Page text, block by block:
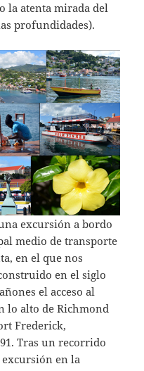
la atenta mirada del
profundidades).
excursión a bordo
medio de transporte
en el que nos
en el siglo
el acceso al
lo alto de Richmond
Frederick,
Tras un recorrido
en la